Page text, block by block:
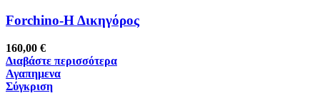
Forchino-Η Δικηγόρος
160,00 €
Διαβάστε περισσότερα
Αγαπημενα
Σύγκριση